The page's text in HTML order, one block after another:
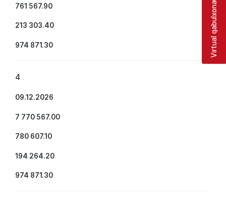
761 567.90
213 303.40
974 871.30
4
09.12.2026
7 770 567.00
780 607.10
194 264.20
974 871.30
Virtual qabulxona